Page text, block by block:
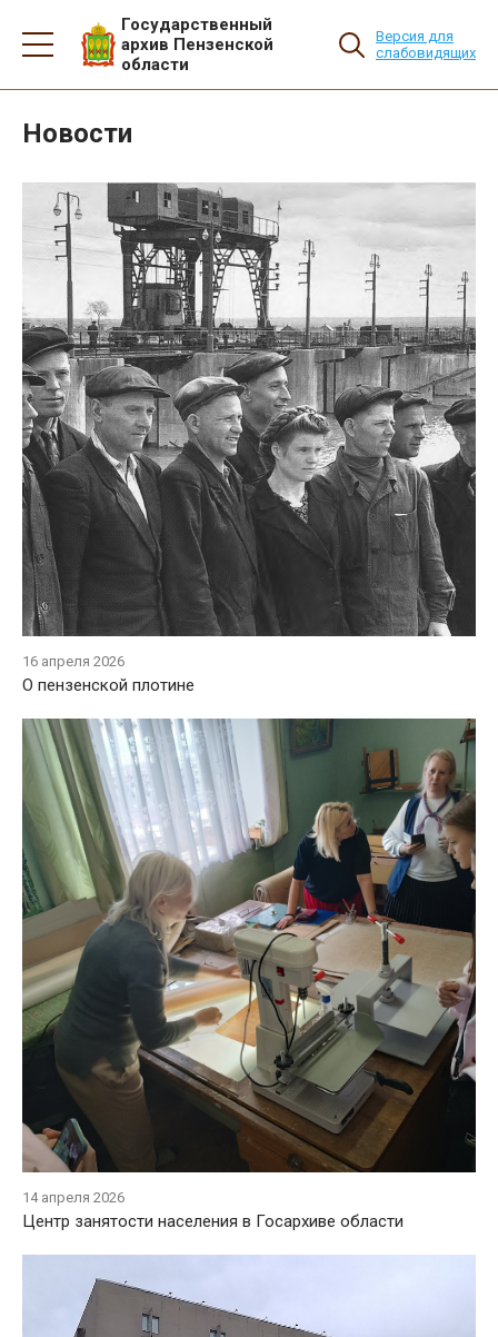
Государственный
архив Пензенской
области
Версия для
слабовидящих
Новости
16 апреля 2026
О пензенской плотине
14 апреля 2026
Центр занятости населения в Госархиве области